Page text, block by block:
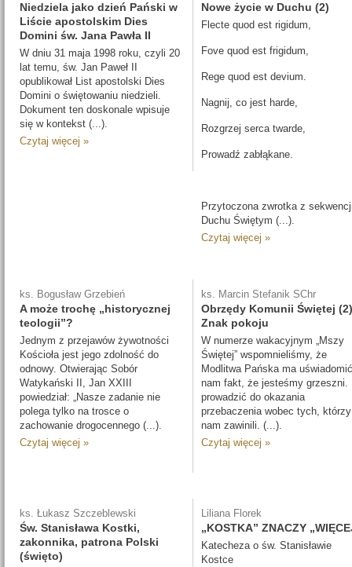
Niedziela jako dzień Pański w
Liście apostolskim Dies
Domini św. Jana Pawła II
W dniu 31 maja 1998 roku, czyli 20
lat temu, św. Jan Paweł II
opublikował List apostolski Dies
Domini o świętowaniu niedzieli.
Dokument ten doskonale wpisuje
się w kontekst (...).
Czytaj więcej »
Nowe życie w Duchu (2)
Flecte quod est rigidum,
Fove quod est frigidum,
Rege quod est devium.
Nagnij, co jest harde,
Rozgrzej serca twarde,
Prowadź zabłąkane.
Przytoczona zwrotka z
Duchu Świętym (...).
Czytaj więcej »
ks. Bogusław Grzebień
A może trochę „historycznej
teologii”?
Jednym z przejawów żywotności
Kościoła jest jego zdolność do
odnowy. Otwierając Sobór
Watykański II, Jan XXIII
powiedział: „Nasze zadanie nie
polega tylko na trosce o
zachowanie drogocennego (...).
Czytaj więcej »
ks. Marcin Stefanik SChr
Obrzędy Komunii Świętej
Znak pokoju
W numerze wakacyjnym „Mszy
Świętej” wspomnieliśmy, że
Modlitwa Pańska ma uświadomić
nam fakt, że jesteśmy grzeszni.
prowadzić do okazania
przebaczenia wobec tych, którzy
nam zawinili. (...).
Czytaj więcej »
ks. Łukasz Szczeblewski
Św. Stanisława Kostki,
zakonnika, patrona Polski
(święto)
Liliana Florek
„KOSTKA” ZNACZY
Katecheza o św. Stanisławie
Kostce